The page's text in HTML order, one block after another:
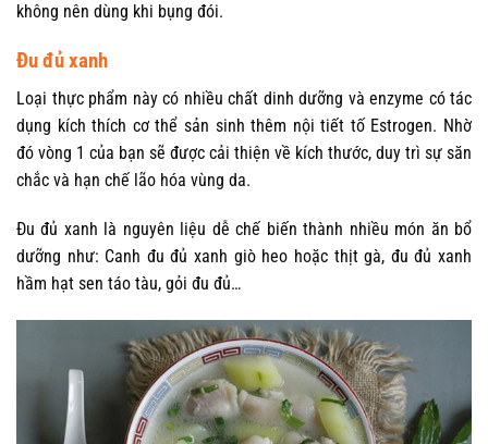
không nên dùng khi bụng đói.
Đu đủ xanh
Loại thực phẩm này có nhiều chất dinh dưỡng và enzyme có tác
dụng kích thích cơ thể sản sinh thêm nội tiết tố Estrogen. Nhờ
đó vòng 1 của bạn sẽ được cải thiện về kích thước, duy trì sự săn
chắc và hạn chế lão hóa vùng da.
Đu đủ xanh là nguyên liệu dễ chế biến thành nhiều món ăn bổ
dưỡng như: Canh đu đủ xanh giò heo hoặc thịt gà, đu đủ xanh
hầm hạt sen táo tàu, gỏi đu đủ…